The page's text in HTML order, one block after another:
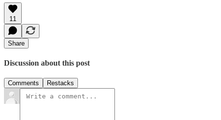
11
Share
Discussion about this post
Comments Restacks